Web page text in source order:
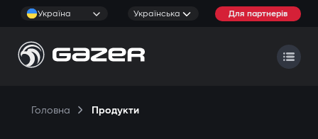
Україна Українська Для партнерів
Головна Продукти